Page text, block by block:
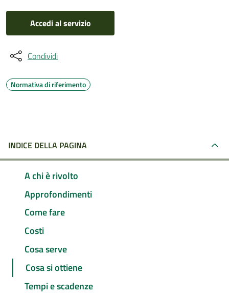
Accedi al servizio
Condividi
Normativa di riferimento
INDICE DELLA PAGINA
A chi è rivolto
Approfondimenti
Come fare
Costi
Cosa serve
Cosa si ottiene
Tempi e scadenze